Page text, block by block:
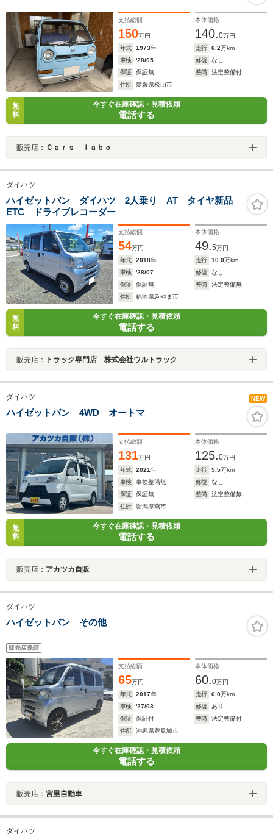
支払総額
150万円
本体価格
140.0万円
年式
1973年 走行 6.2万km
車検
'28/05 修復
なし
保証
保証無 整備
法定整備付
住所
愛媛県松山市
無
料
今すぐ在庫確認・見積依頼
電話する
販売店： Ｃａｒｓ ｌａｂｏ
ダイハツ
ハイゼットバン ダイハツ 2人乗り AT タイヤ新品
ETC ドライブレコーダー
支払総額
54万円
本体価格
49.5万円
年式
2018年 走行 10.0万km
車検
'28/07 修復
なし
保証
保証無 整備
法定整備無
住所
福岡県みやま市
無
料
今すぐ在庫確認・見積依頼
電話する
販売店： トラック専門店 株式会社ウルトラック
ダイハツ NEW
ハイゼットバン 4WD オートマ
支払総額
131万円
本体価格
125.0万円
年式
2021年 走行 5.5万km
車検
車検整備無 修復
なし
保証
保証無 整備
法定整備無
住所
新潟県燕市
無
料
今すぐ在庫確認・見積依頼
電話する
販売店： アカツカ自販
ダイハツ
ハイゼットバン その他
販売店保証
支払総額
65万円
本体価格
60.0万円
年式
2017年 走行 6.0万km
車検
'27/03 修復
あり
保証
保証付 整備
法定整備付
住所
沖縄県豊見城市
今すぐ在庫確認・見積依頼
電話する
販売店： 宮里自動車
ダイハツ